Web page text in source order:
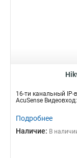
16-ти канальный IP-
AcuSense
Подробнее
Наличие: В